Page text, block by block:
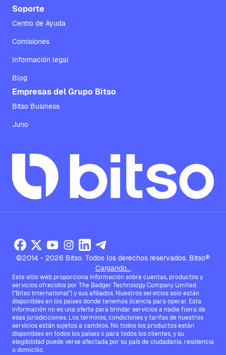
Soporte
Centro de Ayuda
Comisiones
Información legal
Blog
Empresas del Grupo Bitso
Bitso Business
Juno
©2014 - 2026 Bitso. Todos los derechos reservados. Bitso®
Cargando...
Este sitio web proporciona información sobre cuentas, productos y
servicios ofrecidos por The Badger Technology Company Limited
("Bitso International") y sus afiliados. Nuestros servicios solo están
disponibles en los países donde tenemos licencia para operar. Esta
información no es una oferta para brindar servicios a nadie fuera de
esas jurisdicciones. Los términos, condiciones y tarifas de nuestros
servicios están sujetos a cambios. No todos los productos están
disponibles en todos los países o para todos los clientes, y su
elegibilidad puede verse afectada por su país de ciudadanía, residencia
o domicilio.